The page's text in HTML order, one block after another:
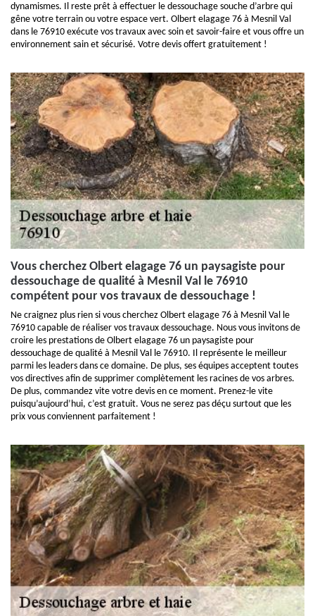
dynamismes. Il reste prêt à effectuer le dessouchage souche d’arbre qui
gêne votre terrain ou votre espace vert. Olbert elagage 76 à Mesnil Val
dans le 76910 exécute vos travaux avec soin et savoir-faire et vous offre un
environnement sain et sécurisé. Votre devis offert gratuitement !
Vous cherchez Olbert elagage 76 un paysagiste pour
dessouchage de qualité à Mesnil Val le 76910
compétent pour vos travaux de dessouchage !
Ne craignez plus rien si vous cherchez Olbert elagage 76 à Mesnil Val le
76910 capable de réaliser vos travaux dessouchage. Nous vous invitons de
croire les prestations de Olbert elagage 76 un paysagiste pour
dessouchage de qualité à Mesnil Val le 76910. Il représente le meilleur
parmi les leaders dans ce domaine. De plus, ses équipes acceptent toutes
vos directives afin de supprimer complètement les racines de vos arbres.
De plus, commandez vite votre devis en ce moment. Prenez-le vite
puisqu’aujourd’hui, c’est gratuit. Vous ne serez pas déçu surtout que les
prix vous conviennent parfaitement !